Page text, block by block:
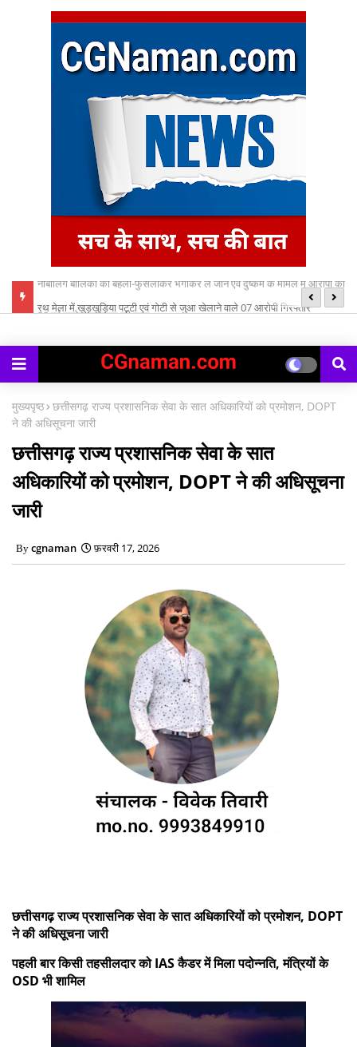
को रथ मेला में खुड़खुड़िया पट्टी एवं गोटी से जुआ खेलाने वाले 07 आरोपी गिरफ्तार
मुख्यपृष्ठ छत्तीसगढ़ राज्य प्रशासनिक सेवा के सात अधिकारियों को प्रमोशन, DOPT
ने की अधिसूचना जारी
छत्तीसगढ़ राज्य प्रशासनिक सेवा के सात
अधिकारियों को प्रमोशन, DOPT ने की अधिसूचना
जारी
cgnaman फ़रवरी 17, 2026
छत्तीसगढ़ राज्य प्रशासनिक सेवा के सात अधिकारियों को प्रमोशन, DOPT
ने की अधिसूचना जारी
पहली बार किसी तहसीलदार को IAS कैडर में मिला पदोन्नति, मंत्रियों के
OSD भी शामिल